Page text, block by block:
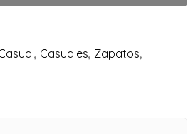
, Casuales, Zapatos,